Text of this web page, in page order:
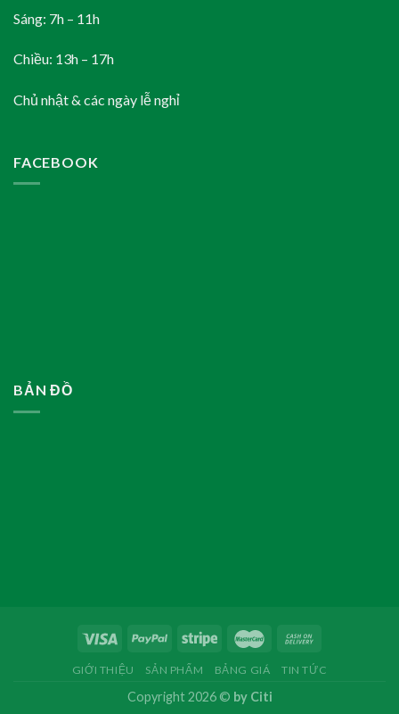
Sáng: 7h – 11h
Chiều: 13h – 17h
Chủ nhật & các ngày lễ nghỉ
FACEBOOK
BẢN ĐỒ
GIỚI THIỆU SẢN PHẨM BẢNG GIÁ TIN TỨC
Copyright 2026 © by Citi